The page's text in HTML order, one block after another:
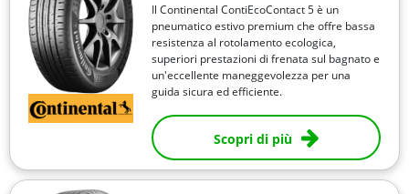
Il Continental ContiEcoContact 5 è un
pneumatico estivo premium che offre bassa
resistenza al rotolamento ecologica,
superiori prestazioni di frenata sul bagnato e
un'eccellente maneggevolezza per una
guida sicura ed efficiente.
Scopri di più